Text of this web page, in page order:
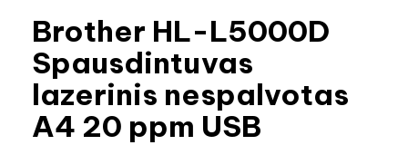
Brother HL-L5000D
Spausdintuvas
lazerinis nespalvotas
A4 20 ppm USB